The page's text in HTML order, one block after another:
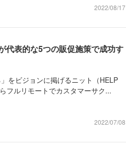
2022/08/17
代表的な5つの販促施策で成功す
をビジョンに掲げるニット（HELP
フルリモートでカスタマーサク...
2022/07/08